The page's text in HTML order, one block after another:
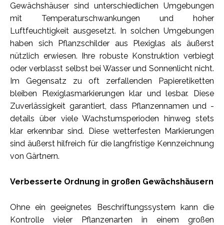
Gewächshäuser sind unterschiedlichen Umgebungen
mit Temperaturschwankungen und hoher
Luftfeuchtigkeit ausgesetzt. In solchen Umgebungen
haben sich Pflanzschilder aus Plexiglas als äußerst
nützlich erwiesen. Ihre robuste Konstruktion verbiegt
oder verblasst selbst bei Wasser und Sonnenlicht nicht.
Im Gegensatz zu oft zerfallenden Papieretiketten
bleiben Plexiglasmarkierungen klar und lesbar. Diese
Zuverlässigkeit garantiert, dass Pflanzennamen und -
details über viele Wachstumsperioden hinweg stets
klar erkennbar sind. Diese wetterfesten Markierungen
sind äußerst hilfreich für die langfristige Kennzeichnung
von Gärtnern.
Verbesserte Ordnung in großen Gewächshäusern
Ohne ein geeignetes Beschriftungssystem kann die
Kontrolle vieler Pflanzenarten in einem großen